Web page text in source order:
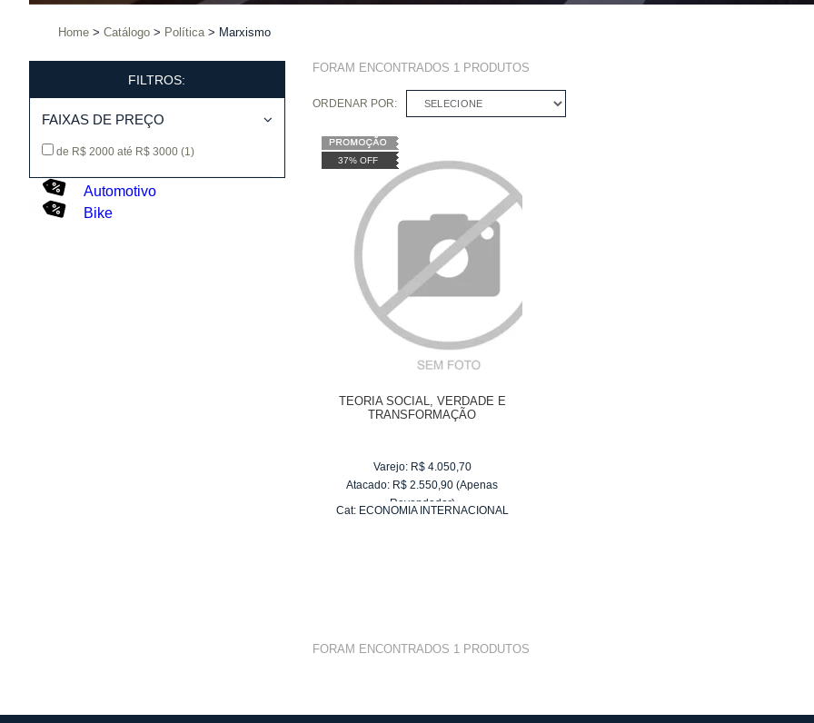
Home Catálogo Política Marxismo
FILTROS:
FAIXAS DE PREÇO
de R$ 2000 até R$ 3000 (1)
Automotivo
Bike
FORAM ENCONTRADOS 1PRODUTOS
ORDENAR POR: SELECIONE
37% OFF
TEORIA SOCIAL, VERDADE E
TRANSFORMAÇÃO
Varejo: R$ 4.050,70
Atacado: R$ 2.550,90 (Apenas
Revendedor)
Cat: ECONOMIA INTERNACIONAL
FORAM ENCONTRADOS 1PRODUTOS